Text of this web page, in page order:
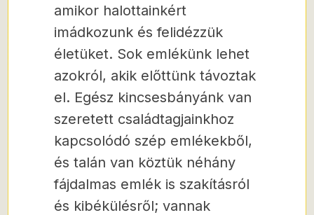
amikor halottainkért
imádkozunk és felidézzük
életüket. Sok emlékünk lehet
azokról, akik előttünk távoztak
el. Egész kincsesbányánk van
szeretett családtagjainkhoz
kapcsolódó szép emlékekből,
és talán van köztük néhány
fájdalmas emlék is szakításról
és kibékülésről; vannak